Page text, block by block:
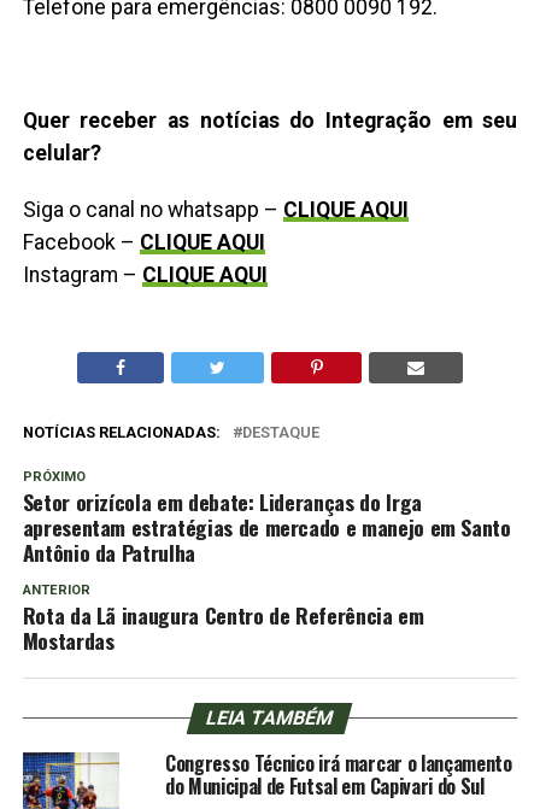
Telefone para emergências: 0800 0090 192.
Quer receber as notícias do Integração em seu
celular?
Siga o canal no whatsapp – CLIQUE AQUI
Facebook – CLIQUE AQUI
Instagram – CLIQUE AQUI
NOTÍCIAS RELACIONADAS: DESTAQUE
PRÓXIMO
Setor orizícola em debate: Lideranças do Irga
apresentam estratégias de mercado e manejo em Santo
Antônio da Patrulha
ANTERIOR
Rota da Lã inaugura Centro de Referência em
Mostardas
LEIA TAMBÉM
Congresso Técnico irá marcar o lançamento
do Municipal de Futsal em Capivari do Sul